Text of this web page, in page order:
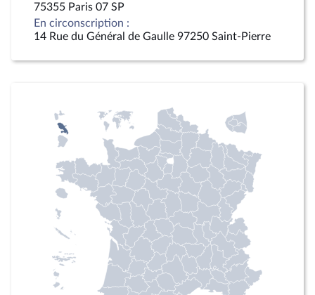
75355 Paris 07 SP
En circonscription :
14 Rue du Général de Gaulle 97250 Saint-Pierre